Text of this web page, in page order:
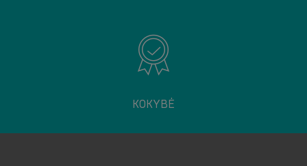
KOKYBĖ